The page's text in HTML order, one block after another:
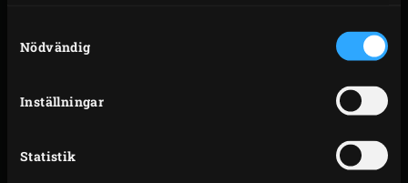
Nödvändig
Inställningar
Statistik
BIG
GREEN
LARGE
MED
STORA
GALLRETS DIAMETER 46 cm
1688 cm²